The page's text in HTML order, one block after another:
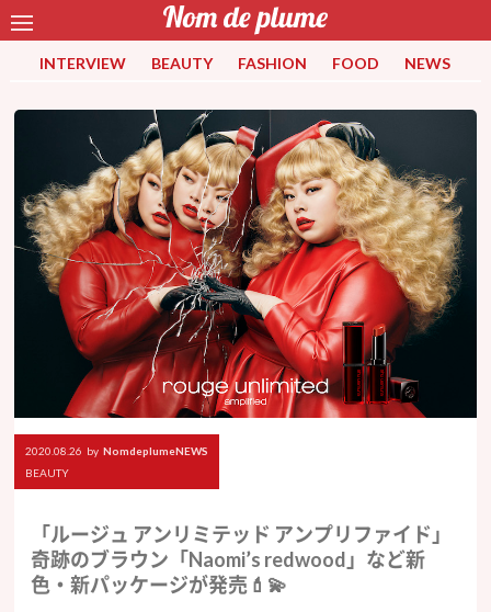
INTERVIEW BEAUTY FASHION FOOD NEWS
2020.08.26 by NomdeplumeNEWS
BEAUTY
「ルージュ アンリミテッド アンプリファイド」
奇跡のブラウン「Naomi’s redwood」など新
色・新パッケージが発売💄💫